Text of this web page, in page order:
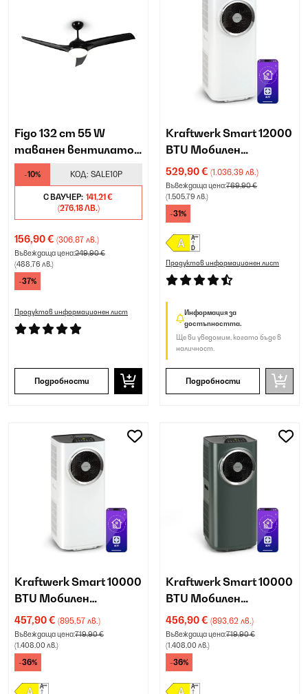
Figo 132 cm 55 W
таванен вентилатор
черен
-10% КОД: SALE10P
С ВАУЧЕР: 141,21 €
(276,18 ЛВ.)
156,90 € (306,87 лв.)
Въвеждаща цена:249,90 €
(488,76 лв.)
-37%
Продуктов информационен лист
Подробности
Kraftwerk Smart 12000
BTU Мобилен
климатик Бяло
529,90 € (1.036,39 лв.)
Въвеждаща цена:769,90 €
(1.505,79 лв.)
-31%
Продуктов информационен лист
Информация за
достъпността.
Ще ви уведомим, когато бъде в
наличност.
Подробности
Kraftwerk Smart 10000
BTU Мобилен
климатик Бяло
457,90 € (895,57 лв.)
Въвеждаща цена:719,90 €
(1.408,00 лв.)
-36%
Kraftwerk Smart 10000
BTU Мобилен
климатик Антрацит
456,90 € (893,62 лв.)
Въвеждаща цена:719,90 €
(1.408,00 лв.)
-36%